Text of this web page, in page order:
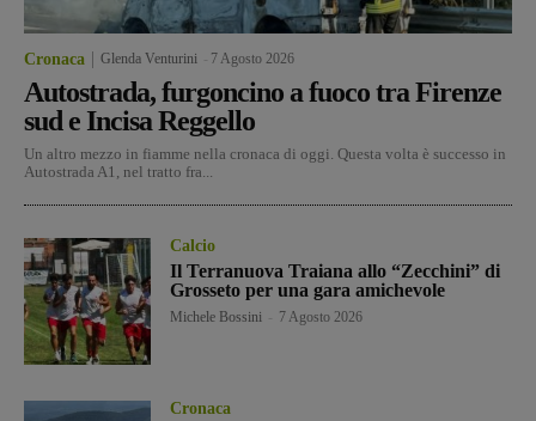
Cronaca Glenda Venturini 7 Agosto 2026
Autostrada, furgoncino a fuoco tra Firenze
sud e Incisa Reggello
Un altro mezzo in fiamme nella cronaca di oggi. Questa volta è successo in
Autostrada A1, nel tratto fra...
Calcio
Il Terranuova Traiana allo “Zecchini” di
Grosseto per una gara amichevole
Michele Bossini 7 Agosto 2026
Cronaca